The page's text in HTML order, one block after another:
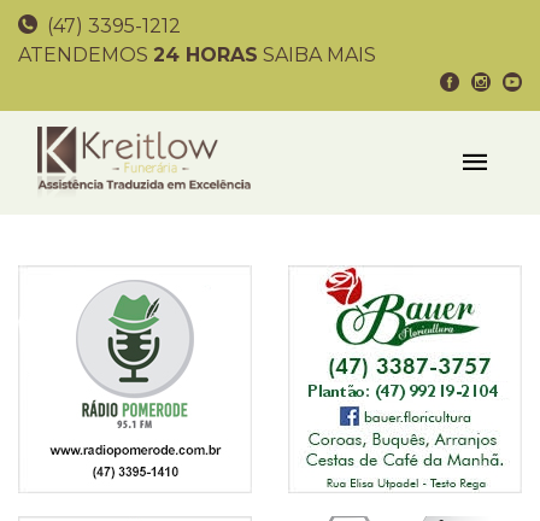
(47) 3395-1212
ATENDEMOS 24 HORAS SAIBA MAIS